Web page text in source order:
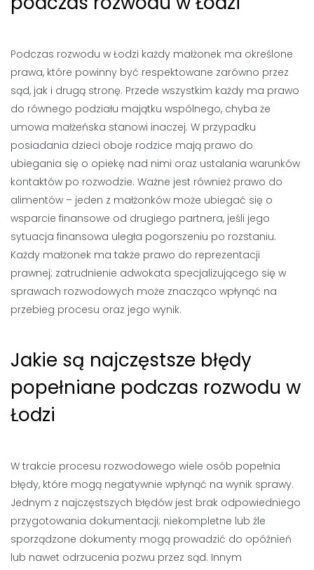
Podczas rozwodu w Łodzi każdy małżonek ma określone
prawa, które powinny być respektowane zarówno przez
sąd, jak i drugą stronę. Przede wszystkim każdy ma prawo
do równego podziału majątku wspólnego, chyba że
umowa małżeńska stanowi inaczej. W przypadku
posiadania dzieci oboje rodzice mają prawo do
ubiegania się o opiekę nad nimi oraz ustalania warunków
kontaktów po rozwodzie. Ważne jest również prawo do
alimentów – jeden z małżonków może ubiegać się o
wsparcie finansowe od drugiego partnera, jeśli jego
sytuacja finansowa uległa pogorszeniu po rozstaniu.
Każdy małżonek ma także prawo do reprezentacji
prawnej; zatrudnienie adwokata specjalizującego się w
sprawach rozwodowych może znacząco wpłynąć na
przebieg procesu oraz jego wynik.
Jakie są najczęstsze błędy
popełniane podczas rozwodu w
Łodzi
W trakcie procesu rozwodowego wiele osób popełnia
błędy, które mogą negatywnie wpłynąć na wynik sprawy.
Jednym z najczęstszych błędów jest brak odpowiedniego
przygotowania dokumentacji; niekompletne lub źle
sporządzone dokumenty mogą prowadzić do opóźnień
lub nawet odrzucenia pozwu przez sąd. Innym